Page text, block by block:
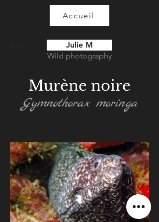
Accueil
Julie M
Wild photography
Murène noire
Gymnothorax moringa